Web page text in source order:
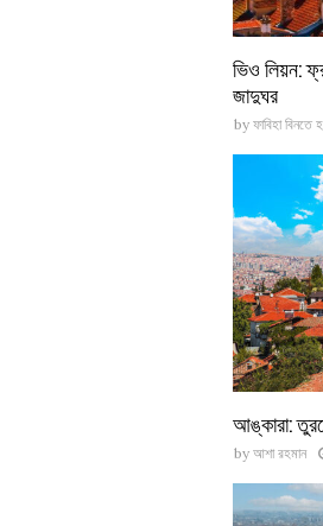
ভিও লিয়ন:
জাদুঘর
by ফাবিহা বিনতে
আঙ্কারা:
by আশা রহমান